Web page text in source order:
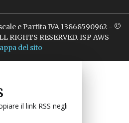
e Partita IVA 13868590962 - ©
RIGHTS RESERVED. ISP AWS
del sito
il link RSS negli